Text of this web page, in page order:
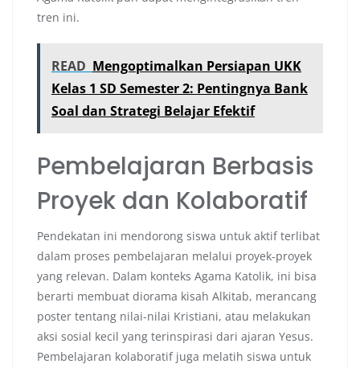
tren ini.
READ Mengoptimalkan Persiapan UKK
Kelas 1 SD Semester 2: Pentingnya Bank
Soal dan Strategi Belajar Efektif
Pembelajaran Berbasis
Proyek dan Kolaboratif
Pendekatan ini mendorong siswa untuk aktif terlibat
dalam proses pembelajaran melalui proyek-proyek
yang relevan. Dalam konteks Agama Katolik, ini bisa
berarti membuat diorama kisah Alkitab, merancang
poster tentang nilai-nilai Kristiani, atau melakukan
aksi sosial kecil yang terinspirasi dari ajaran Yesus.
Pembelajaran kolaboratif juga melatih siswa untuk